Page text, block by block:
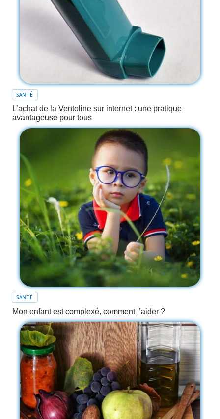
SANTÉ
L’achat de la Ventoline sur internet : une pratique
avantageuse pour tous
SANTÉ
Mon enfant est complexé, comment l’aider ?